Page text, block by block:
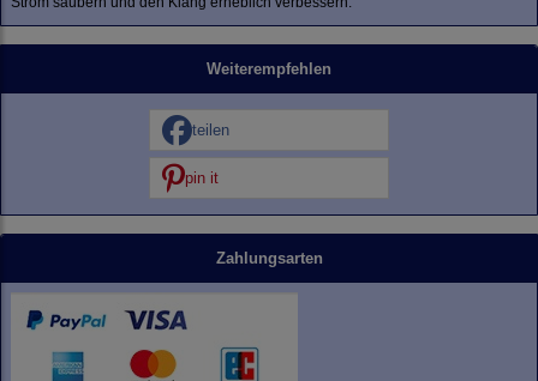
Weiterempfehlen
teilen
pin it
Zahlungsarten